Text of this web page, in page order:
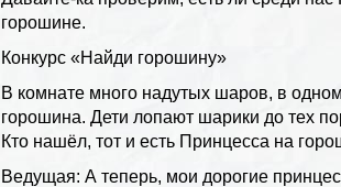
горошине.
Конкурс «Найди горошину»
В комнате много надутых шаров, в
горошина. Дети лопают шарики до тех
Кто нашёл, тот и есть Принцесса на
Ведущая: А теперь, мои дорогие